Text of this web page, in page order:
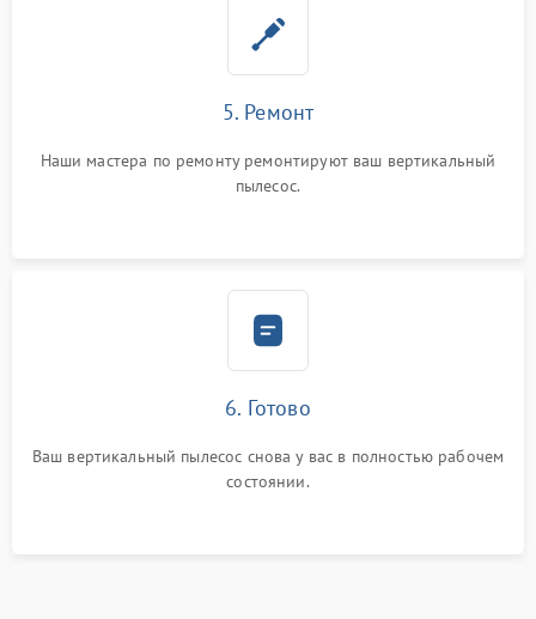
5. Ремонт
Наши мастера по ремонту ремонтируют ваш вертикальный
пылесос.
6. Готово
Ваш вертикальный пылесос снова у вас в полностью рабочем
состоянии.